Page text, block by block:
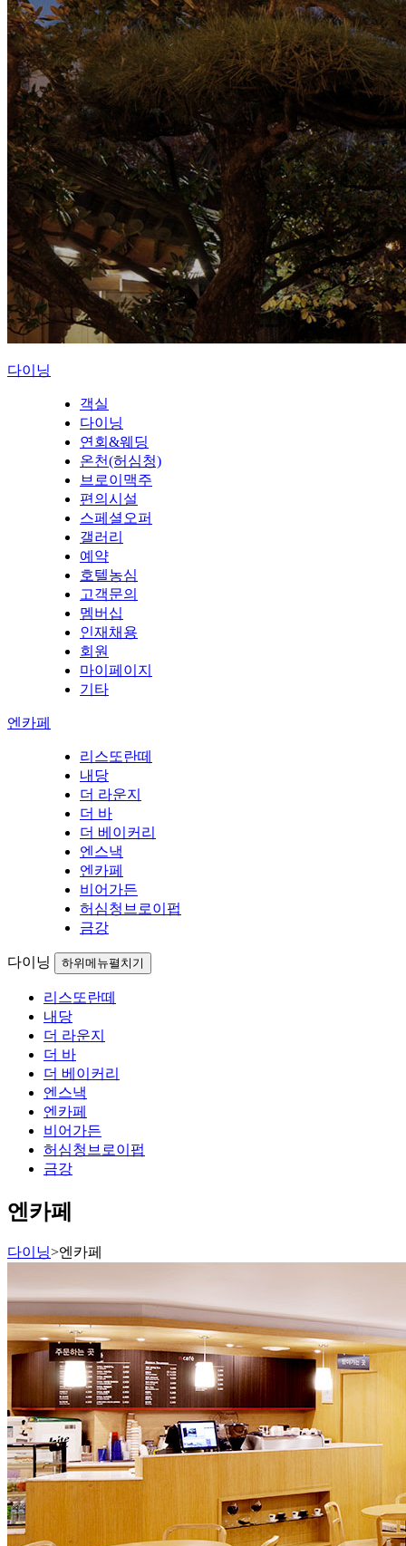
다이닝
객실
다이닝
연회&웨딩
온천(허심청)
브로이맥주
편의시설
스페셜오퍼
갤러리
예약
호텔농심
고객문의
멤버십
인재채용
회원
마이페이지
기타
엔카페
리스또란떼
내당
더 라운지
더 바
더 베이커리
엔스낵
엔카페
비어가든
허심청브로이펍
금강
다이닝 하위메뉴펼치기
리스또란떼
내당
더 라운지
더 바
더 베이커리
엔스낵
엔카페
비어가든
허심청브로이펍
금강
엔카페
다이닝>엔카페